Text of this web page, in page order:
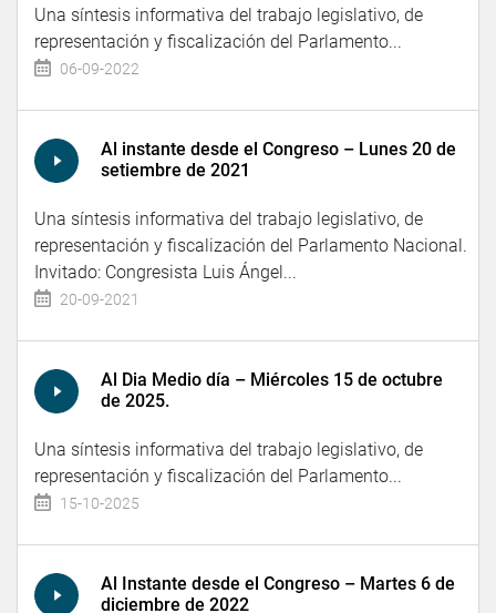
Una síntesis informativa del trabajo legislativo, de
representación y fiscalización del Parlamento...
06-09-2022
Al instante desde el Congreso – Lunes 20 de
setiembre de 2021
Una síntesis informativa del trabajo legislativo, de
representación y fiscalización del Parlamento Nacional.
Invitado: Congresista Luis Ángel...
20-09-2021
Al Dia Medio día – Miércoles 15 de octubre
de 2025.
Una síntesis informativa del trabajo legislativo, de
representación y fiscalización del Parlamento...
15-10-2025
Al Instante desde el Congreso – Martes 6 de
diciembre de 2022